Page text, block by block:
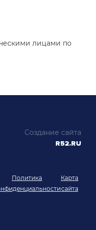
лицами по
Политика
Карта
сайта
Создание сайта
R52.RU